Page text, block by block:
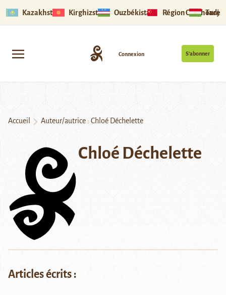
Kazakhstan Kirghizstan Ouzbékistan Région Ouïghoure
S’abonner
Connexion
Accueil Auteur/autrice : Chloé Déchelette
Chloé Déchelette
Articles écrits :